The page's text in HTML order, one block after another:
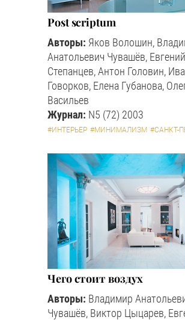
Post scriptum
Авторы: Яков Волошин,
Анатольевич Чувашёв, Евгений
Степанцев, Антон Головин,
Говорков, Елена Губанова,
Васильев
Журнал: N5 (72) 2003
#ИНТЕРЬЕР #МИНИМАЛИЗМ #САНКТ-
Чего стоит воздух
Авторы: Владимир
Чувашёв, Виктор Цыцарев,